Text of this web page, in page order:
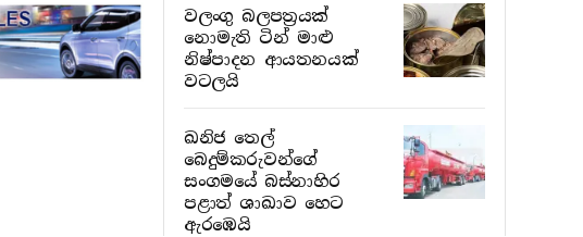
වලංගු බලපත්‍රයක්
නොමැති ටින් මාළු
නිෂ්පාදන ආයතනයක්
වටලයි
ඛනිජ තෙල්
බෙදුම්කරුවන්ගේ
සංගමයේ බස්නාහිර
පළාත් ශාඛාව හෙට
ඇරඹෙයි